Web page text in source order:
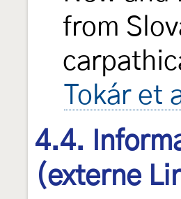
from
Tokár et
4.4.
(externe